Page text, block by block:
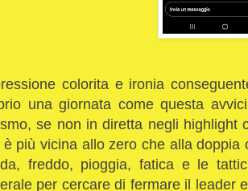
colorita e ironia
una giornata come questa
se non in diretta negli highlight
è più vicina allo zero che alla
freddo, pioggia, fatica e le
per cercare di fermare il leader